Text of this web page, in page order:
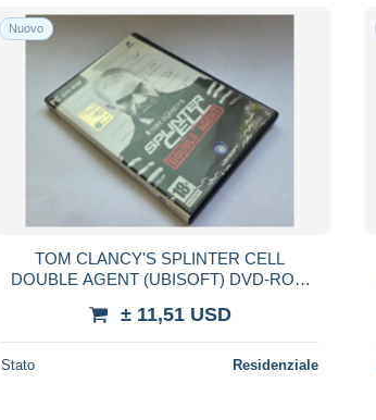
Nuovo
TOM CLANCY'S SPLINTER CELL
DOUBLE AGENT (UBISOFT) DVD-ROM
± 11,51 USD
Stato Residenziale